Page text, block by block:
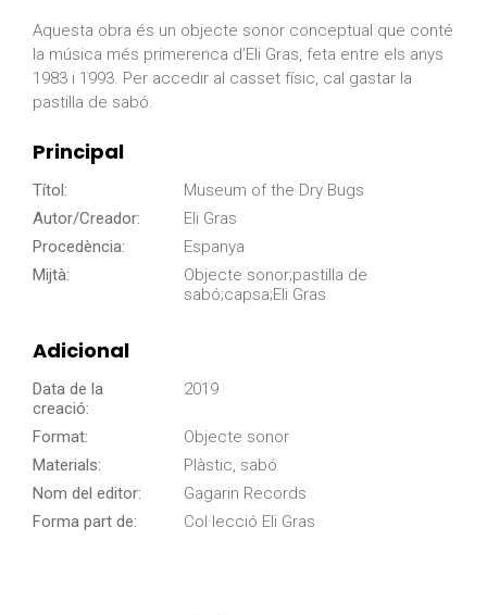
Aquesta obra és un objecte sonor conceptual que conté
la música més primerenca d’Eli Gras, feta entre els anys
1983 i 1993. Per accedir al casset físic, cal gastar la
pastilla de sabó.
Principal
Títol:
Museum of the Dry Bugs
Autor/Creador:
Eli Gras
Procedència:
Espanya
Mijtà:
Objecte sonor;pastilla de
sabó;capsa;Eli Gras
Adicional
Data de la
creació:
2019
Format:
Objecte sonor
Materials:
Plàstic, sabó
Nom del editor:
Gagarin Records
Forma part de:
Col·lecció Eli Gras